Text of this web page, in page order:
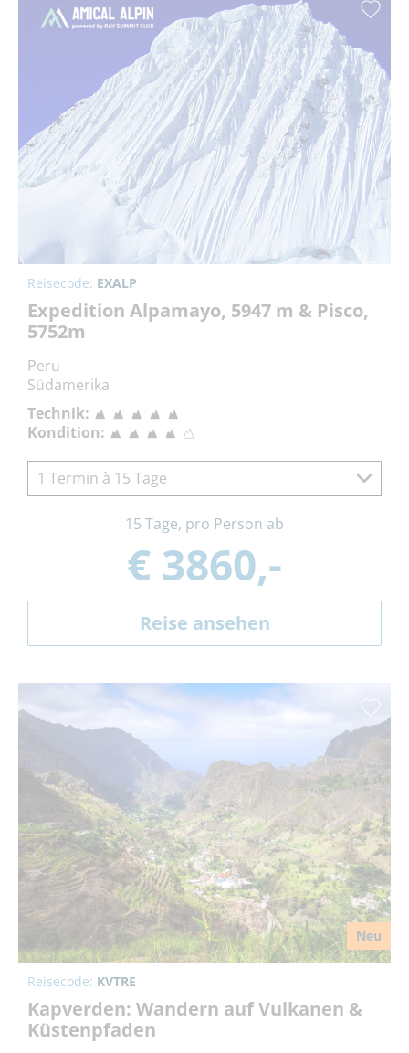
Reisecode: EXALP
Expedition Alpamayo, 5947 m & Pisco,
5752m
Peru
Südamerika
Technik:
Kondition:
1 Termin à 15 Tage
15 Tage, pro Person ab
€ 3860,-
Reise ansehen
Neu
Reisecode: KVTRE
Kapverden: Wandern auf Vulkanen &
Küstenpfaden